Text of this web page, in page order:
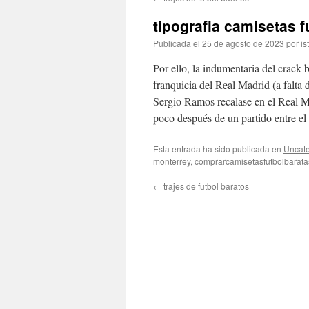
contenido
tipografia camisetas
Publicada el 25 de agosto de 2023 por
Por ello, la indumentaria del crack
franquicia del Real Madrid (a falta
Sergio Ramos recalase en el Real
poco después de un partido entre
Esta entrada ha sido publicada en
monterrey,
← trajes de futbol baratos